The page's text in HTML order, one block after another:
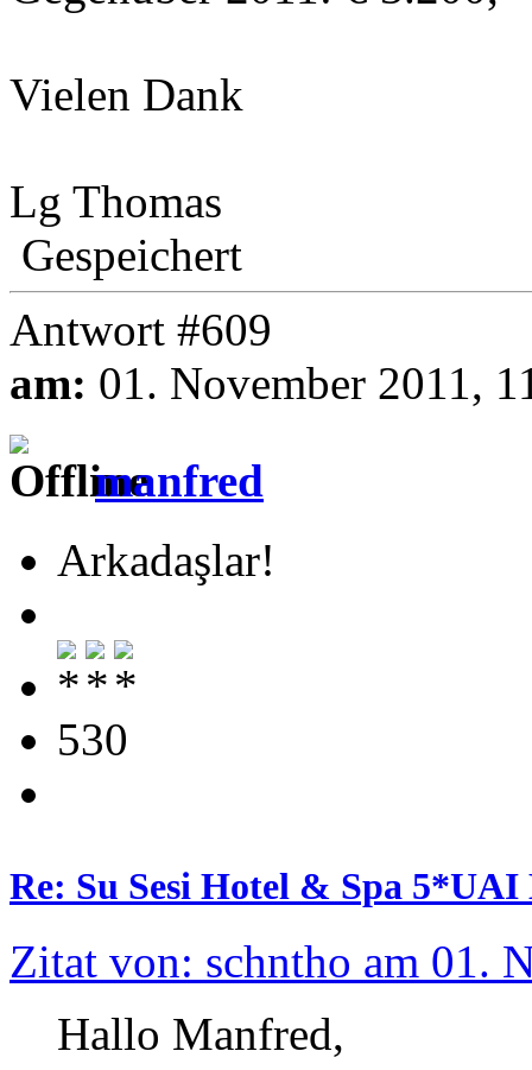
Vielen Dank
Lg Thomas
Gespeichert
Antwort #609
am: 01. November 2011,
manfred
Arkadaşlar!
530
Re: Su Sesi Hotel & Spa 5*UAI
Zitat von: schntho am 01.
Hallo Manfred,